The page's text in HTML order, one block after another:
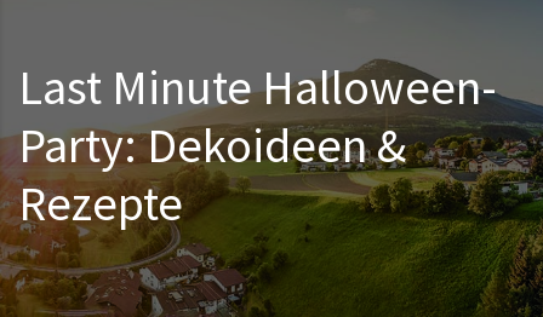
Last Minute Halloween-
Party: Dekoideen &
Rezepte